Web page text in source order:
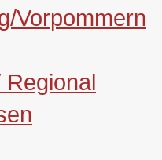
Vorpommern
Regional